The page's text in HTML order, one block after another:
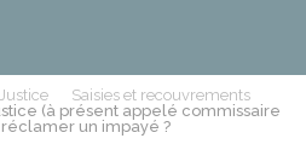
Justice
Saisies et recouvrements
(à présent appelé commissaire
un impayé ?